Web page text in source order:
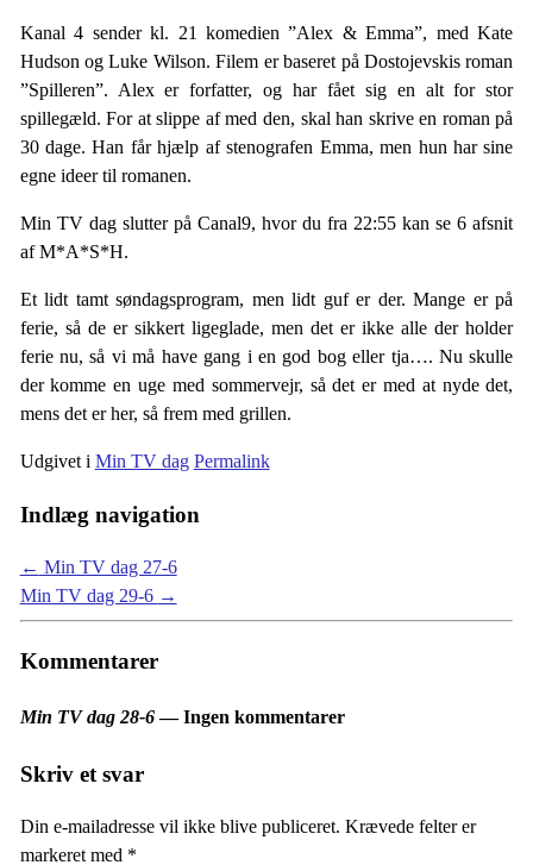
Kanal 4 sender kl. 21 komedien ”Alex & Emma”, med Kate
Hudson og Luke Wilson. Filem er baseret på Dostojevskis roman
”Spilleren”. Alex er forfatter, og har fået sig en alt for stor
spillegæld. For at slippe af med den, skal han skrive en roman på
30 dage. Han får hjælp af stenografen Emma, men hun har sine
egne ideer til romanen.
Min TV dag slutter på Canal9, hvor du fra 22:55 kan se 6 afsnit
af M*A*S*H.
Et lidt tamt søndagsprogram, men lidt guf er der. Mange er på
ferie, så de er sikkert ligeglade, men det er ikke alle der holder
ferie nu, så vi må have gang i en god bog eller tja…. Nu skulle
der komme en uge med sommervejr, så det er med at nyde det,
mens det er her, så frem med grillen.
Udgivet i Min TV dag Permalink
Indlæg navigation
← Min TV dag 27-6
Min TV dag 29-6 →
Kommentarer
Min TV dag 28-6— Ingen kommentarer
Skriv et svar
Din e-mailadresse vil ikke blive publiceret. Krævede felter er
markeret med *